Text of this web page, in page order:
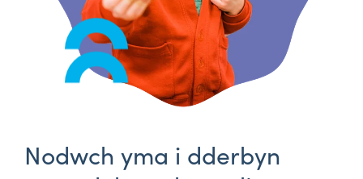
Nodwch yma i dderbyn